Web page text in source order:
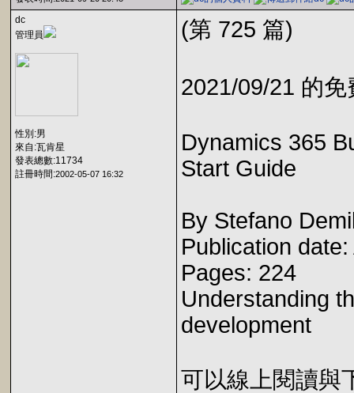
dc
管理員
性別:男
來自:瓦肯星
發表總數:11734
註冊時間:2002-05-07 16:32
(第 725 篇)
2021/09/21 的
Dynamics 365
Start Guide
By Stefano
Publication
Pages: 224
Understanding
development
可以線上閱讀與